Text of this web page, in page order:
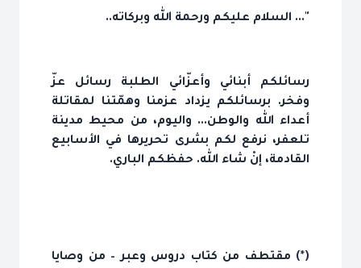
"... السلام عليكم ورحمة الله وبركاته..
رسائلكم أبنائي وأعزّائي الطلبة رسائل عزّ
وفخر. برسائلكم يزداد عزمنا وهمّتنا لمقاتلة
أعداء الله والوطن... واليوم، من محيط مدينة
تلعفر، نرفع لكم بشرى تحريرها في الأسابيع
القادمة، إنْ شاء الله. حفظكم الباري.
(*) مقتطف من كتاب دروس وعبر – من وصايا